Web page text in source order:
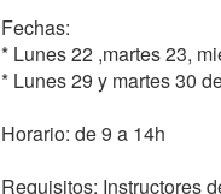
Fechas:
* Lunes 22 ,martes 23,
* Lunes 29 y martes 30
Horario: de 9 a 14h
Requisitos: Instructores